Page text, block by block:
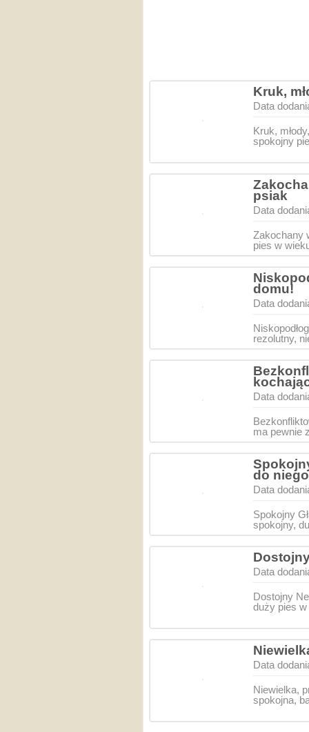
Kruk,
Data
Kruk,
spokojny
psiak
Data
Zakochany
pies w
domu!
Data
rezolutny,
Data
ma pewnie
do
Data
Spokojny
spokojny,
Data
Dostojny
duży pies
Data
Niewielka,
spokojna,